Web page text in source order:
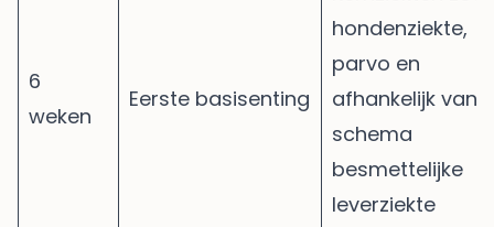
6
weken
Eerste basisenting
hondenziekte,
parvo en
afhankelijk van
schema
besmettelijke
leverziekte